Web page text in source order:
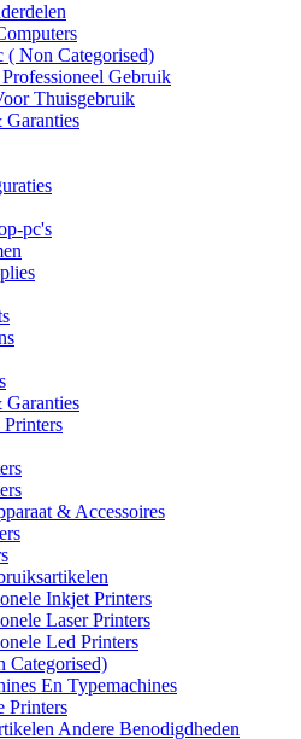
( Non Categorised)
Gebruik
Thuisgebruik
Garanties
pc's
Garanties
& Accessoires
Inkjet Printers
Laser Printers
Led Printers
Categorised)
En Typemachines
Printers
Andere Benodigdheden